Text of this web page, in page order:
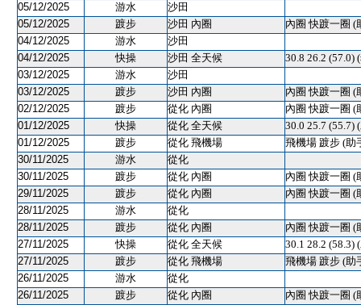
05/12/2025
游水
沙田
05/12/2025
踱步 沙田 內圈
內圈 快踱一圈 (
04/12/2025
游水
沙田
04/12/2025
快操 沙田 全天候
30.8 26.2 (57.0)
03/12/2025
游水
沙田
03/12/2025
踱步 沙田 內圈
內圈 快踱一圈 (
02/12/2025
踱步 從化 內圈
內圈 快踱一圈 (
01/12/2025
快操 從化 全天候
30.0 25.7 (55.7)
01/12/2025
踱步 從化 飛機場
飛機場 踱步 (助
30/11/2025
游水
從化
30/11/2025
踱步 從化 內圈
內圈 快踱一圈 (
29/11/2025
踱步 從化 內圈
內圈 快踱一圈 (
28/11/2025
游水
從化
28/11/2025
踱步 從化 內圈
內圈 快踱一圈 (
27/11/2025
快操 從化 全天候
30.1 28.2 (58.3)
27/11/2025
踱步 從化 飛機場
飛機場 踱步 (助
26/11/2025
游水
從化
26/11/2025
踱步 從化 內圈
內圈 快踱一圈 (